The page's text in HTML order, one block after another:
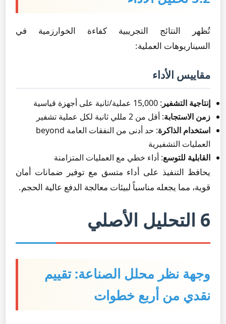
تُظهر النتائج التجريبية كفاءة الخوارزمية في
السيناريوهات العملية:
مقاييس الأداء
إنتاجية التشفير : 15,000 عملية/ثانية على أجهزة قياسية
زمن الاستجابة: أقل من 2 مللي ثانية لكل عملية تشفير
استخدام الذاكرة
: حد أدنى من النفقات العامة beyond
العمليات التشفيرية
القابلية للتوسع: أداء خطي مع العمليات المتزامنة
يحافظ التنفيذ على أداء متسق مع توفير ضمانات أمان
قوية، مما يجعله مناسباً لبيئات معالجة الدفع عالية الحجم.
6 التحليل الأصلي
وجهة نظر محلل الصناعة: تقييم
نقدي من أربع خطوات